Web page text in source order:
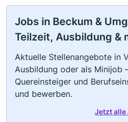
Jobs in Beckum &
Teilzeit, Ausbildung &
Aktuelle Stellenangebote in
Ausbildung oder als Minijob
Quereinsteiger und
und bewerben.
Jetzt alle